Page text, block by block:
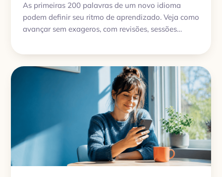
As primeiras 200 palavras de um novo idioma
podem definir seu ritmo de aprendizado. Veja como
avançar sem exageros, com revisões, sessões
verdade.